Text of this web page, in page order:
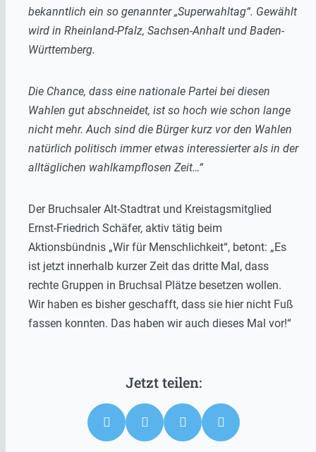
bekanntlich ein so genannter „Superwahltag“. Gewählt
wird in Rheinland-Pfalz, Sachsen-Anhalt und Baden-
Württemberg.
Die Chance, dass eine nationale Partei bei diesen
Wahlen gut abschneidet, ist so hoch wie schon lange
nicht mehr. Auch sind die Bürger kurz vor den Wahlen
natürlich politisch immer etwas interessierter als in der
alltäglichen wahlkampflosen Zeit…“
Der Bruchsaler Alt-Stadtrat und Kreistagsmitglied
Ernst-Friedrich Schäfer, aktiv tätig beim
Aktionsbündnis „Wir für Menschlichkeit“, betont: „Es
ist jetzt innerhalb kurzer Zeit das dritte Mal, dass
rechte Gruppen in Bruchsal Plätze besetzen wollen.
Wir haben es bisher geschafft, dass sie hier nicht Fuß
fassen konnten. Das haben wir auch dieses Mal vor!“